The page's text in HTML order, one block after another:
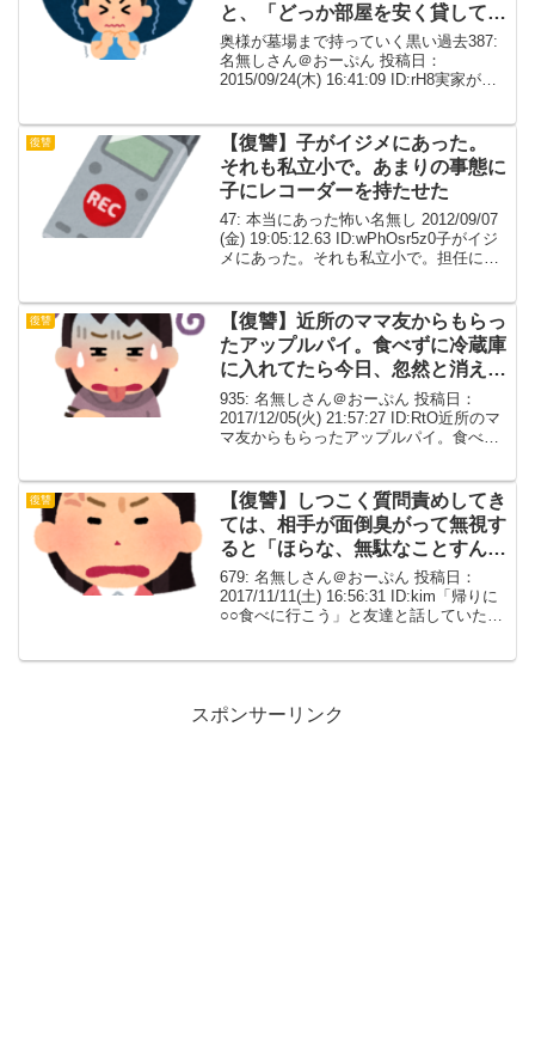
と、「どっか部屋を安く貸して
よ、友達だろ」と言ってきた。
奥様が墓場まで持っていく黒い過去387:
名無しさん＠おーぷん 投稿日：
2015/09/24(木) 16:41:09 ID:rH8実家が東
ンのある部屋が、所謂いわく付き...
復讐
【復讐】子がイジメにあった。
それも私立小で。あまりの事態に
子にレコーダーを持たせた
47: 本当にあった怖い名無し 2012/09/07
(金) 19:05:12.63 ID:wPhOsr5z0子がイジ
メにあった。それも私立小で。担任に直
まりの事態に子...
復讐
【復讐】近所のママ友からもらっ
たアップルパイ。食べずに冷蔵庫
に入れてたら今日、忽然と消えて
た。【ワロタ】
935: 名無しさん＠おーぷん 投稿日：
2017/12/05(火) 21:57:27 ID:RtO近所のマ
マ友からもらったアップルパイ。食べず
来て「あのパイはなによク...
復讐
【復讐】しつこく質問責めしてき
ては、相手が面倒臭がって無視す
ると「ほらな、無駄なことすんな
よ」とドヤ顔する男子が同じ学科
にいた
679: 名無しさん＠おーぷん 投稿日：
2017/11/11(土) 16:56:31 ID:kim「帰りに
○○食べに行こう」と友達と話していたら
スポンサーリンク